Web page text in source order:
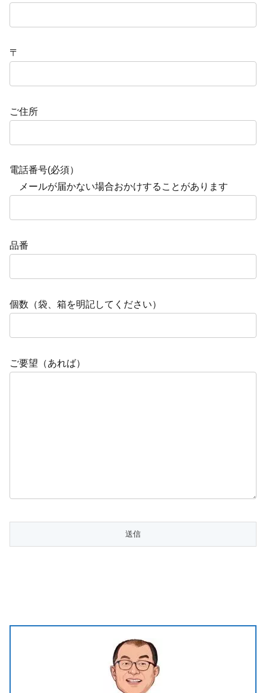
〒
ご住所
電話番号(必須）
メールが届かない場合おかけすることがあります
品番
個数（袋、箱を明記してください）
ご要望（あれば）